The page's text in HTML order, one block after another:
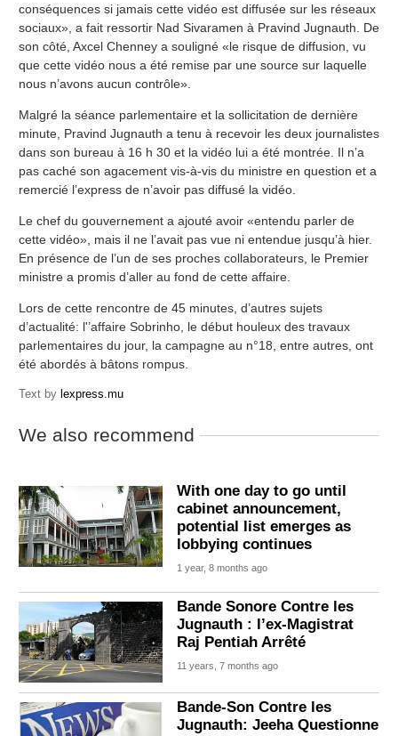
conséquences si jamais cette vidéo est diffusée sur les réseaux
sociaux», a fait ressortir Nad Sivaramen à Pravind Jugnauth. De
son côté, Axcel Chenney a souligné «le risque de diffusion, vu
que cette vidéo nous a été remise par une source sur laquelle
nous n’avons aucun contrôle».
Malgré la séance parlementaire et la sollicitation de dernière
minute, Pravind Jugnauth a tenu à recevoir les deux journalistes
dans son bureau à 16 h 30 et la vidéo lui a été montrée. Il n’a
pas caché son agacement vis-à-vis du ministre en question et a
remercié l’express de n’avoir pas diffusé la vidéo.
Le chef du gouvernement a ajouté avoir «entendu parler de
cette vidéo», mais il ne l’avait pas vue ni entendue jusqu’à hier.
En présence de l’un de ses proches collaborateurs, le Premier
ministre a promis d’aller au fond de cette affaire.
Lors de cette rencontre de 45 minutes, d’autres sujets
d’actualité: l'’affaire Sobrinho, le début houleux des travaux
parlementaires du jour, la campagne au n°18, entre autres, ont
été abordés à bâtons rompus.
Text by lexpress.mu
We also recommend
With one day to go until
cabinet announcement,
potential list emerges as
lobbying continues
1 year, 8 months ago
Bande Sonore Contre les
Jugnauth : l’ex-Magistrat
Raj Pentiah Arrêté
11 years, 7 months ago
Bande-Son Contre les
Jugnauth: Jeeha Questionne